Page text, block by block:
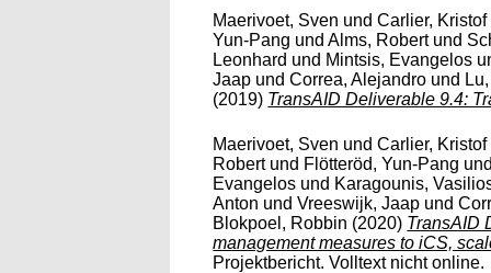
Maerivoet, Sven undCarlier, Kristof
Yun-Pang undAlms, Robertund
Leonhard und Mintsis, Evangelos
Jaap undCorrea, Alejandro und
(2019) TransAID Deliverable 9.4:
Maerivoet, Sven undCarlier, Kristof
Robertund Flötteröd, Yun-Pang
Evangelos und Karagounis,
Anton undVreeswijk, Jaap und
Blokpoel, Robbin (2020) TransAID
management measures to iCS,
Projektbericht. Volltext nicht online.